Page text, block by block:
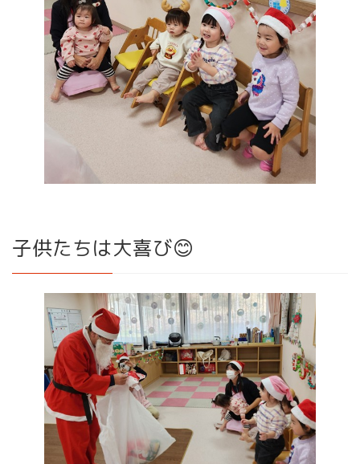
子供たちは大喜び😊